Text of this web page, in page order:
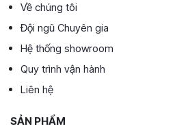
Về chúng tôi
Đội ngũ Chuyên gia
Hệ thống showroom
Quy trình vận hành
Liên hệ
SẢN PHẨM